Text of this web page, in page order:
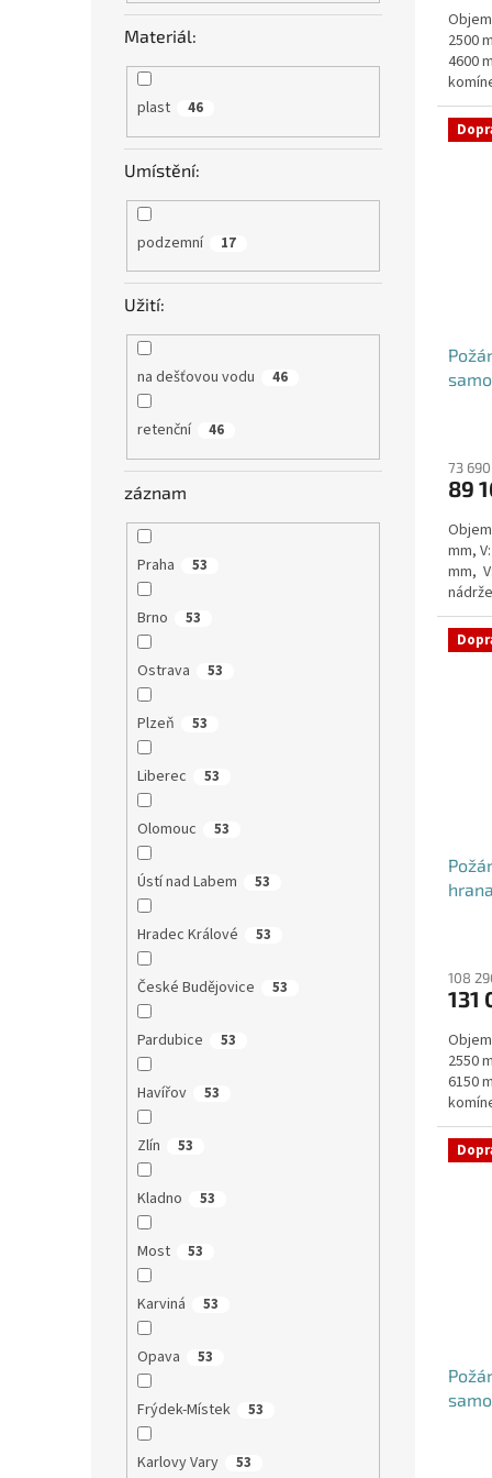
Materiál:
plast 46
Umístění:
podzemní 17
Užití:
na dešťovou vodu 46
retenční 46
záznam
Praha 53
Brno 53
Ostrava 53
Plzeň 53
Liberec 53
Olomouc 53
Ústí nad Labem 53
Hradec Králové 53
České Budějovice 53
Pardubice 53
Havířov 53
Zlín 53
Kladno 53
Most 53
Karviná 53
Opava 53
Frýdek-Místek 53
Karlovy Vary 53
z
5
2500
4600
73
89
mm,
mm,
nádrž
je
z
5
108
131
2550
6150